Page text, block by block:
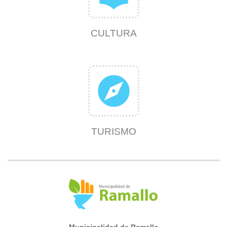
CULTURA
explore
TURISMO